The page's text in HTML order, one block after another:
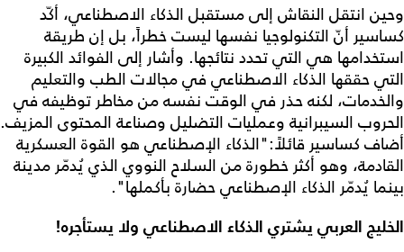
وحين انتقل النقاش إلى مستقبل الذكاء الاصطناعي، أكّد
كساسير أنّ التكنولوجيا نفسها ليست خطراً، بل إن طريقة
استخدامها هي التي تحدد نتائجها. وأشار إلى الفوائد الكبيرة
التي حققها الذكاء الاصطناعي في مجالات الطب والتعليم
والخدمات، لكنه حذر في الوقت نفسه من مخاطر توظيفه في
الحروب السيبرانية وعمليات التضليل وصناعة المحتوى المزيف.
أضاف كساسير قائلاً:"الذكاء الإصطناعي هو القوة العسكرية
القادمة، وهو أكثر خطورة من السلاح النووي الذي يُدمّر مدينة
بينما يُدمّر الذكاء الإصطناعي حضارة بأكملها".
الخليج العربي يشتري الذكاء الاصطناعي ولا يستأجره!